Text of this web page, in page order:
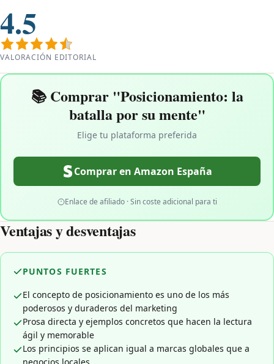
4.5
VALORACIÓN EDITORIAL
📚 Comprar "Posicionamiento: la
batalla por su mente"
Elige tu plataforma preferida
Comprar en Amazon España
Enlace de afiliado · Sin coste adicional para ti
Ventajas y desventajas
PUNTOS FUERTES
El concepto de posicionamiento es uno de los más
poderosos y duraderos del marketing
Prosa directa y ejemplos concretos que hacen la lectura
ágil y memorable
Los principios se aplican igual a marcas globales que a